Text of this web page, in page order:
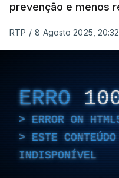
prevenção e menos
RTP / 8 Agosto 2025, 20:32
ERRO
ERROR ON
ESTE
INDISPONÍVEL